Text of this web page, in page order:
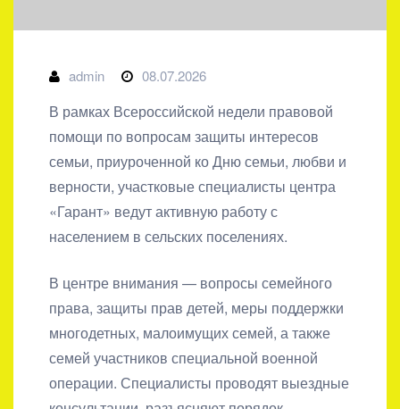
admin 08.07.2026
В рамках Всероссийской недели правовой
помощи по вопросам защиты интересов
семьи, приуроченной ко Дню семьи, любви и
верности, участковые специалисты центра
«Гарант» ведут активную работу с
населением в сельских поселениях.
В центре внимания — вопросы семейного
права, защиты прав детей, меры поддержки
многодетных, малоимущих семей, а также
семей участников специальной военной
операции. Специалисты проводят выездные